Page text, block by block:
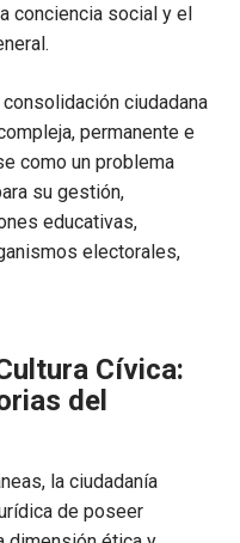
conciencia social y el
ciudadana
permanente e
como un problema
su gestión,
educativas,
electorales,
Cívica:
del
la ciudadanía
de poseer